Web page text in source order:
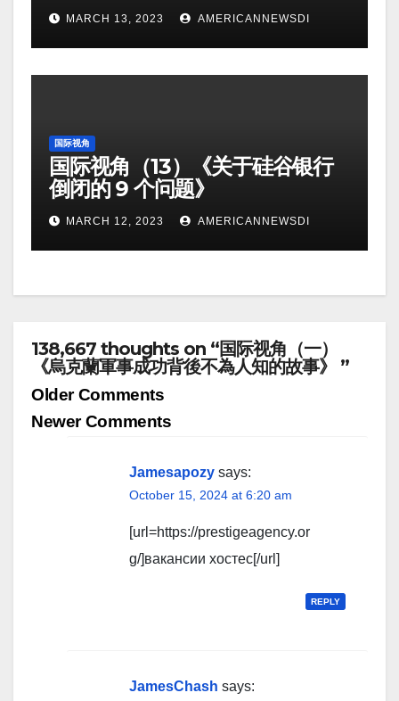
MARCH 13, 2023 AMERICANNEWSDI
国际视角
国际视角（13）《关于硅谷银行
倒闭的 9 个问题》
MARCH 12, 2023 AMERICANNEWSDI
138,667 thoughts on “国际视角（一）
《烏克蘭軍事成功背後不為人知的故事》 ”
Comment
navigation
Older Comments
Newer Comments
Jamesapozy says:
October 15, 2024 at 6:20 am
[url=https://prestigeagency.or
g/]вакансии хостес[/url]
REPLY
JamesChash says: